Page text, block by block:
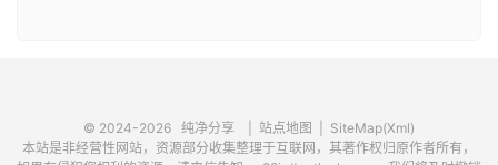
© 2024-2026 纯净分享 站点地图
SiteMap(Xml)
本站是非经营性网站，资源部分收集整理于互联网，其著作权归原作者所有，